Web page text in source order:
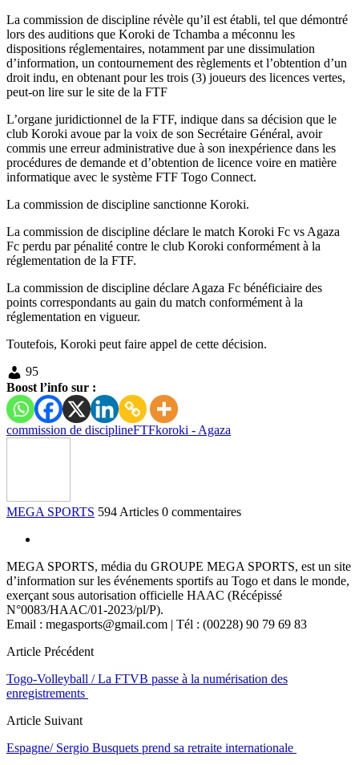
La commission de discipline révèle qu’il est établi, tel que démontré
lors des auditions que Koroki de Tchamba a méconnu les
dispositions réglementaires, notamment par une dissimulation
d’information, un contournement des règlements et l’obtention d’un
droit indu, en obtenant pour les trois (3) joueurs des licences vertes,
peut-on lire sur le site de la FTF
L’organe juridictionnel de la FTF, indique dans sa décision que le
club Koroki avoue par la voix de son Secrétaire Général, avoir
commis une erreur administrative due à son inexpérience dans les
procédures de demande et d’obtention de licence voire en matière
informatique avec le système FTF Togo Connect.
La commission de discipline sanctionne Koroki.
La commission de discipline déclare le match Koroki Fc vs Agaza
Fc perdu par pénalité contre le club Koroki conformément à la
réglementation de la FTF.
La commission de discipline déclare Agaza Fc bénéficiaire des
points correspondants au gain du match conformément à la
réglementation en vigueur.
Toutefois, Koroki peut faire appel de cette décision.
95
Boost l’info sur :
commission de disciplineFTFkoroki - Agaza
MEGA SPORTS 594 Articles 0 commentaires
MEGA SPORTS, média du GROUPE MEGA SPORTS, est un site
d’information sur les événements sportifs au Togo et dans le monde,
exerçant sous autorisation officielle HAAC (Récépissé
N°0083/HAAC/01-2023/pl/P).
Email : megasports@gmail.com | Tél : (00228) 90 79 69 83
Article Précédent
Togo-Volleyball / La FTVB passe à la numérisation des
enregistrements
Article Suivant
Espagne/ Sergio Busquets prend sa retraite internationale